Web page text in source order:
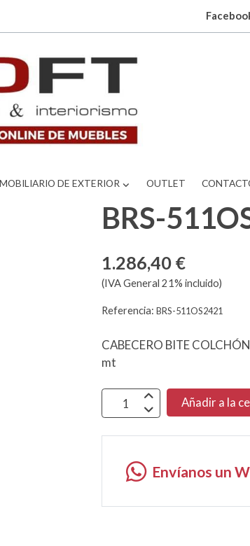
MOBILIARIO DE EXTERIOR OUTLET
BRS-
1.286,40 €
(IVA General 21% incluido)
Referencia:BRS-511OS2421
CABECERO BITE
mt
Añadir a la
Envíanos un